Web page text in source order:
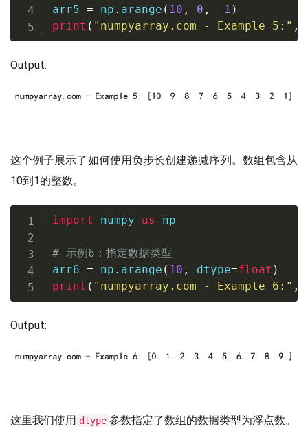
arr5 = np . arange ( 10 , 0 , - 1 )
print ( "numpyarray.com - Example 5:" ,
Output:
这个例子展示了如何使用负步长创建递减序列。数组包含从
10到1的整数。
import numpy as np
# 示例6：指定数据类型
arr6 = np . arange ( 10 , dtype=float )
print ( "numpyarray.com - Example 6:" ,
Output:
这里我们使用 dtype 参数指定了数组的数据类型为浮点数。